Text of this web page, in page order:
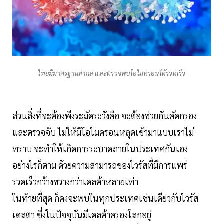
ไทยมีมาตรฐานสากล และตรวจพบโอไมครอนได้รวดเร็ว
ส่วนสิ่งที่จะต้องพึงระมัดระวังคือ จะต้องช่วยกันคัดกรอง
และตรวจจับ ไม่ให้มีโอไมครอนหลุดเข้ามาแบบเราไม่
ทราบ จะทำให้เกิดการระบาดภายในประเทศกันเอง
อย่างไรก็ตาม ด้วยความสามารถของไวรัสที่มีการแพร่
รวดเร็วกว้างขวางกว่าเดลต้าหลายเท่า
ในท้ายที่สุด ก็คงจะพบในทุกประเทศเช่นเดียวกับไวรัส
เดลตา ซึ่งในปัจจุบันมีเดลต้าครองโลกอยู่